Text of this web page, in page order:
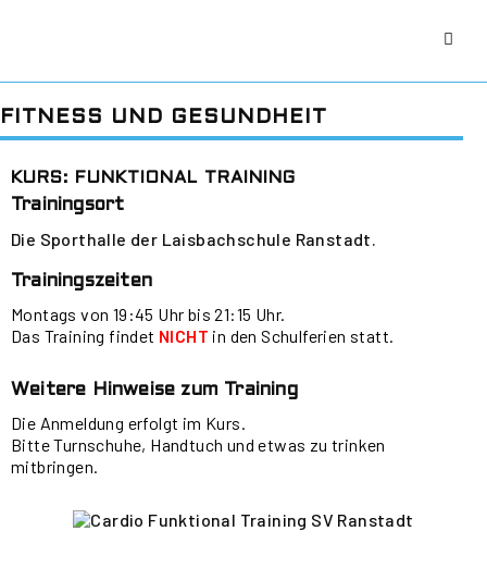
FITNESS UND GESUNDHEIT
KURS: FUNKTIONAL TRAINING
Trainingsort
Die Sporthalle der Laisbachschule Ranstadt.
Trainingszeiten
Montags von 19:45 Uhr bis 21:15 Uhr.
Das Training findet NICHT in den Schulferien statt.
Weitere Hinweise zum Training
Die Anmeldung erfolgt im Kurs.
Bitte Turnschuhe, Handtuch und etwas zu trinken
mitbringen.